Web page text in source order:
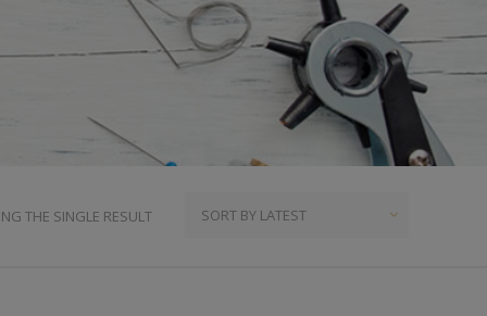
THE SINGLE RESULT